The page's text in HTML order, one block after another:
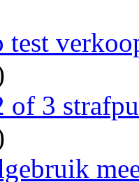
test
of 3